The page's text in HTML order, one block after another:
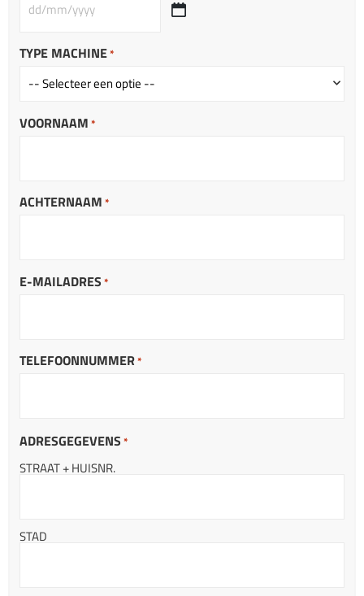
TYPE MACHINE*
VOORNAAM *
ACHTERNAAM *
E-MAILADRES *
TELEFOONNUMMER*
ADRESGEGEVENS *
STRAAT + HUISNR.
STAD